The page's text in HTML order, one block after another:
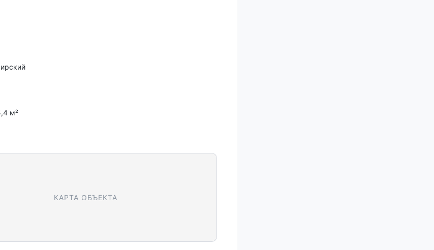
м²
КАРТА ОБЪЕКТА